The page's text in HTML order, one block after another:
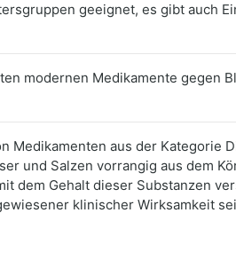
geeignet, es gibt auch
modernen Medikamente gegen
Medikamenten aus der Kategorie
und Salzen vorrangig aus dem
dem Gehalt dieser Substanzen
klinischer Wirksamkeit